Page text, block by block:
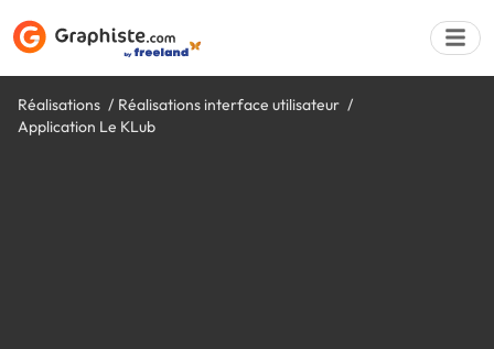
Réalisations
Réalisations interface utilisateur
Application Le KLub